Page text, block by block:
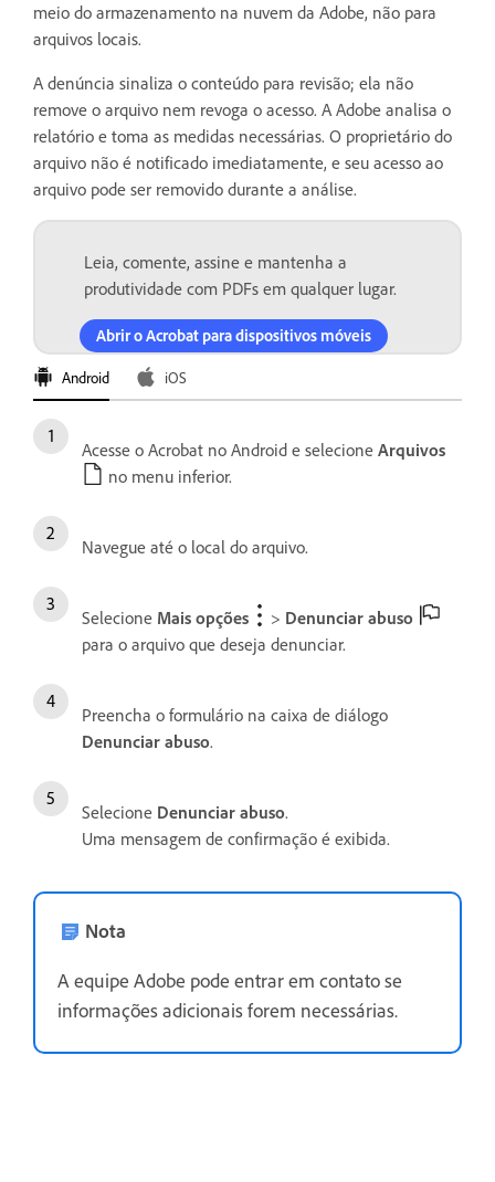
meio do armazenamento na nuvem da Adobe, não para
arquivos locais.
A denúncia sinaliza o conteúdo para revisão; ela não
remove o arquivo nem revoga o acesso. A Adobe analisa o
relatório e toma as medidas necessárias. O proprietário do
arquivo não é notificado imediatamente, e seu acesso ao
arquivo pode ser removido durante a análise.
Leia, comente, assine e mantenha a
produtividade com PDFs em qualquer lugar.
Abrir o Acrobat para dispositivos móveis
Android iOS
Acesse o Acrobat no Android e selecione Arquivos
no menu inferior.
Navegue até o local do arquivo.
Selecione Mais opções > Denunciar abuso
para o arquivo que deseja denunciar.
Preencha o formulário na caixa de diálogo
Denunciar abuso.
Selecione Denunciar abuso.
Uma mensagem de confirmação é exibida.
Nota
A equipe Adobe pode entrar em contato se
informações adicionais forem necessárias.